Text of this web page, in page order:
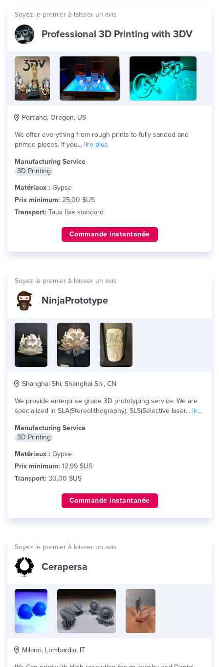
Soyez le premier à laisser un avis
Professional 3D Printing with 3DV
Portland, Oregon, US
We offer everything from rough prints to fully sanded and
primed pieces. If you... lire plus
Manufacturing Service
3D Printing
Matériaux : Gypse
Prix minimum: 25,00 $US
Transport: Taux fixe standard
Commande instantanée
Soyez le premier à laisser un avis
NinjaPrototype
Shanghai Shi, Shanghai Shi, CN
We provide enterprise grade 3D prototyping service. We are
specialized in SLA(Stereolithography), SLS(Selective laser... lire
Manufacturing Service
3D Printing
Matériaux : Gypse
Prix minimum: 12,99 $US
Transport: 30,00 $US
Commande instantanée
Soyez le premier à laisser un avis
Cerapersa
Milano, Lombardia, IT